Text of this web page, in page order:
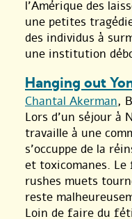
l’Amérique des
une petites
des individus à
une institution
Hanging out
Chantal Akerman,
Lors d’un séjour à
travaille à une
s’occuppe de la
et toxicomanes.
rushes muets
reste
Loin de faire du